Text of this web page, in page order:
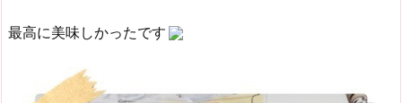
最高に美味しかったです